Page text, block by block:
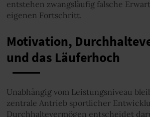
entstehen zwangsläufig falsche
eigenen Fortschritt.
Motivation,
und das Läuferhoch
Unabhängig vom Leistungsniveau
zentrale Antrieb sportlicher
Durchhaltevermögen entscheidet